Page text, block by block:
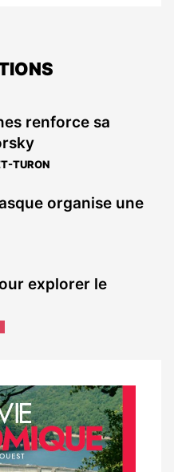
renforce sa
TURON
organise une
explorer le